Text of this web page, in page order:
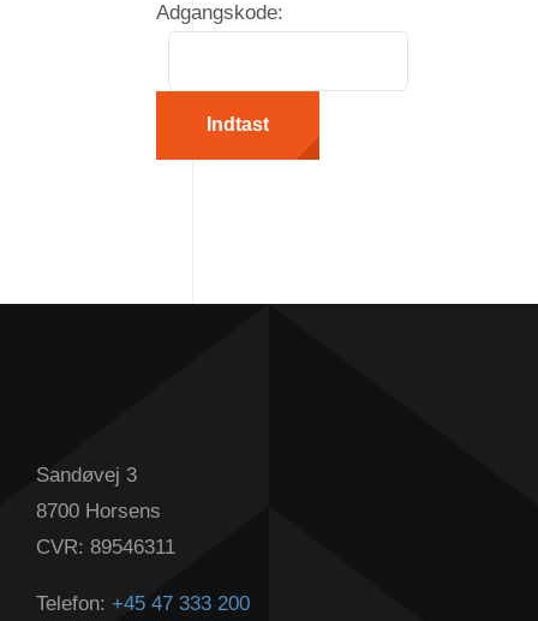
Adgangskode:
Sandøvej 3
8700 Horsens
CVR: 89546311
Telefon: +45 47 333 200